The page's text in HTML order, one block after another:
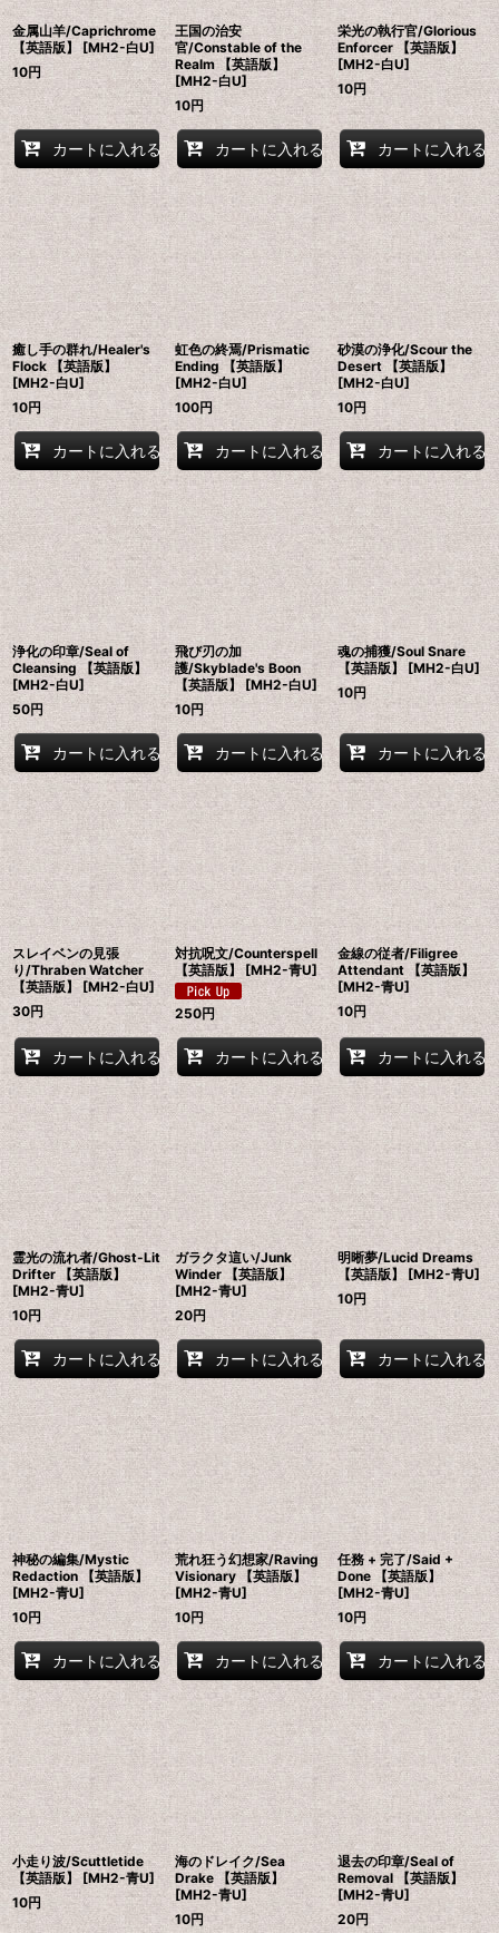
金属山羊/Caprichrome
【英語版】 [MH2-白U]
10円
カートに入れる
王国の治安
官/Constable of the
Realm 【英語版】
[MH2-白U]
10円
カートに入れる
栄光の執行官/Glorious
Enforcer 【英語版】
[MH2-白U]
10円
カートに入れる
癒し手の群れ/Healer's
Flock 【英語版】
[MH2-白U]
10円
カートに入れる
虹色の終焉/Prismatic
Ending 【英語版】
[MH2-白U]
100円
カートに入れる
砂漠の浄化/Scour the
Desert 【英語版】
[MH2-白U]
10円
カートに入れる
浄化の印章/Seal of
Cleansing 【英語版】
[MH2-白U]
50円
カートに入れる
飛び刃の加
護/Skyblade's Boon
【英語版】 [MH2-白U]
10円
カートに入れる
魂の捕獲/Soul Snare
【英語版】 [MH2-白U]
10円
カートに入れる
スレイベンの見張
り/Thraben Watcher
【英語版】 [MH2-白U]
30円
カートに入れる
対抗呪文/Counterspell
【英語版】 [MH2-青U]
250円
カートに入れる
金線の従者/Filigree
Attendant 【英語版】
[MH2-青U]
10円
カートに入れる
霊光の流れ者/Ghost-Lit
Drifter 【英語版】
[MH2-青U]
10円
カートに入れる
ガラクタ這い/Junk
Winder 【英語版】
[MH2-青U]
20円
カートに入れる
明晰夢/Lucid Dreams
【英語版】 [MH2-青U]
10円
カートに入れる
神秘の編集/Mystic
Redaction 【英語版】
[MH2-青U]
10円
カートに入れる
荒れ狂う幻想家/Raving
Visionary 【英語版】
[MH2-青U]
10円
カートに入れる
任務 + 完了/Said +
Done 【英語版】
[MH2-青U]
10円
カートに入れる
小走り波/Scuttletide
【英語版】 [MH2-青U]
10円
海のドレイク/Sea
Drake 【英語版】
[MH2-青U]
10円
退去の印章/Seal of
Removal 【英語版】
[MH2-青U]
20円